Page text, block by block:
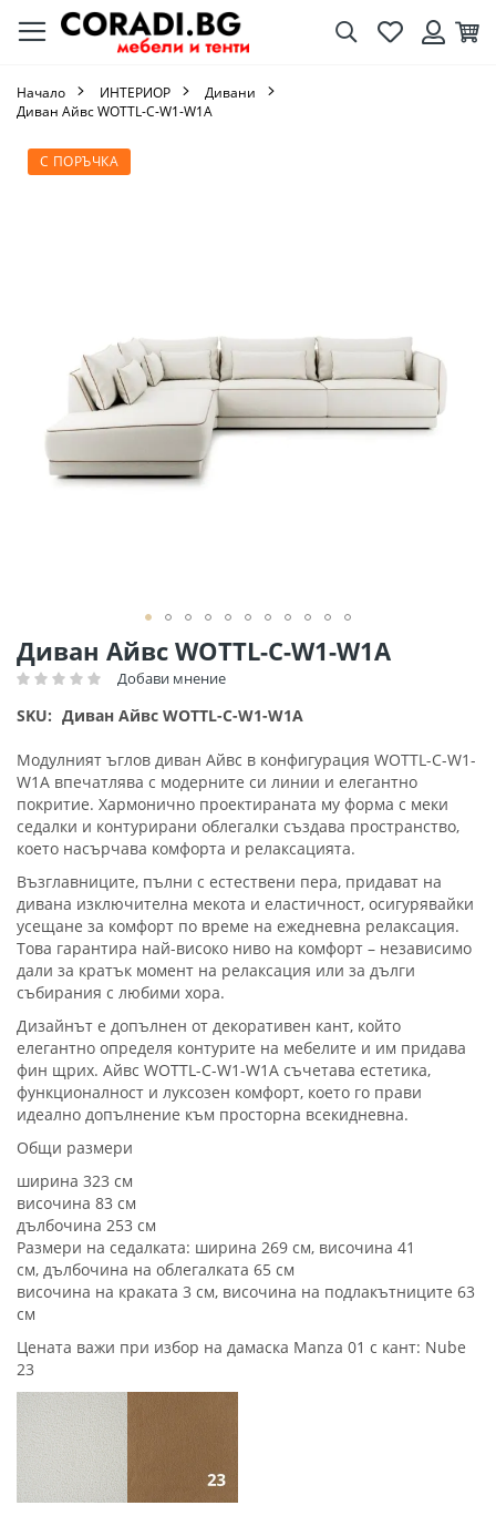
ТърсенеЛюбими
Начало ИНТЕРИОР
Дивани
Диван Айвс WOTTL-C-W1-W1A
Диван Айвс WOTTL-C-W1-W1A
Рейтинг: Добави мнение
SKU Диван Айвс WOTTL-C-W1-W1A
Модулният ъглов диван Айвс в конфигурация WOTTL-C-W1-
W1A впечатлява с модерните си линии и елегантно
покритие. Хармонично проектираната му форма с меки
седалки и контурирани облегалки създава пространство,
което насърчава комфорта и релаксацията.
Възглавниците, пълни с естествени пера, придават на
дивана изключителна мекота и еластичност, осигурявайки
усещане за комфорт по време на ежедневна релаксация.
Това гарантира най-високо ниво на комфорт – независимо
дали за кратък момент на релаксация или за дълги
събирания с любими хора.
Дизайнът е допълнен от декоративен кант, който
елегантно определя контурите на мебелите и им придава
фин щрих. Айвс WOTTL-C-W1-W1A съчетава естетика,
функционалност и луксозен комфорт, което го прави
идеално допълнение към просторна всекидневна.
Общи размери
ширина 323 см
височина 83 см
дълбочина 253 см
Размери на седалката: ширина 269 см, височина 41
см, дълбочина на облегалката 65 см
височина на краката 3 см, височина на подлакътниците 63
см
Цената важи при избор на дамаска Manza 01 с кант: Nube
23
С ПОРЪЧКА
Преминете
към
Преминете
към
началото
на
галерия
със
снимки